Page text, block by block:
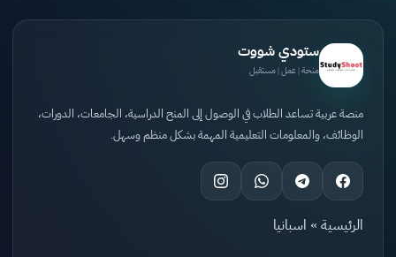
ستودي شووت
منحة | عمل | مستقبل
منصة عربية تساعد الطلاب في الوصول إلى المنح الدراسية، الجامعات، الدورات،
الوظائف، والمعلومات التعليمية المهمة بشكل منظم وسهل.
الرئيسية » اسبانيا